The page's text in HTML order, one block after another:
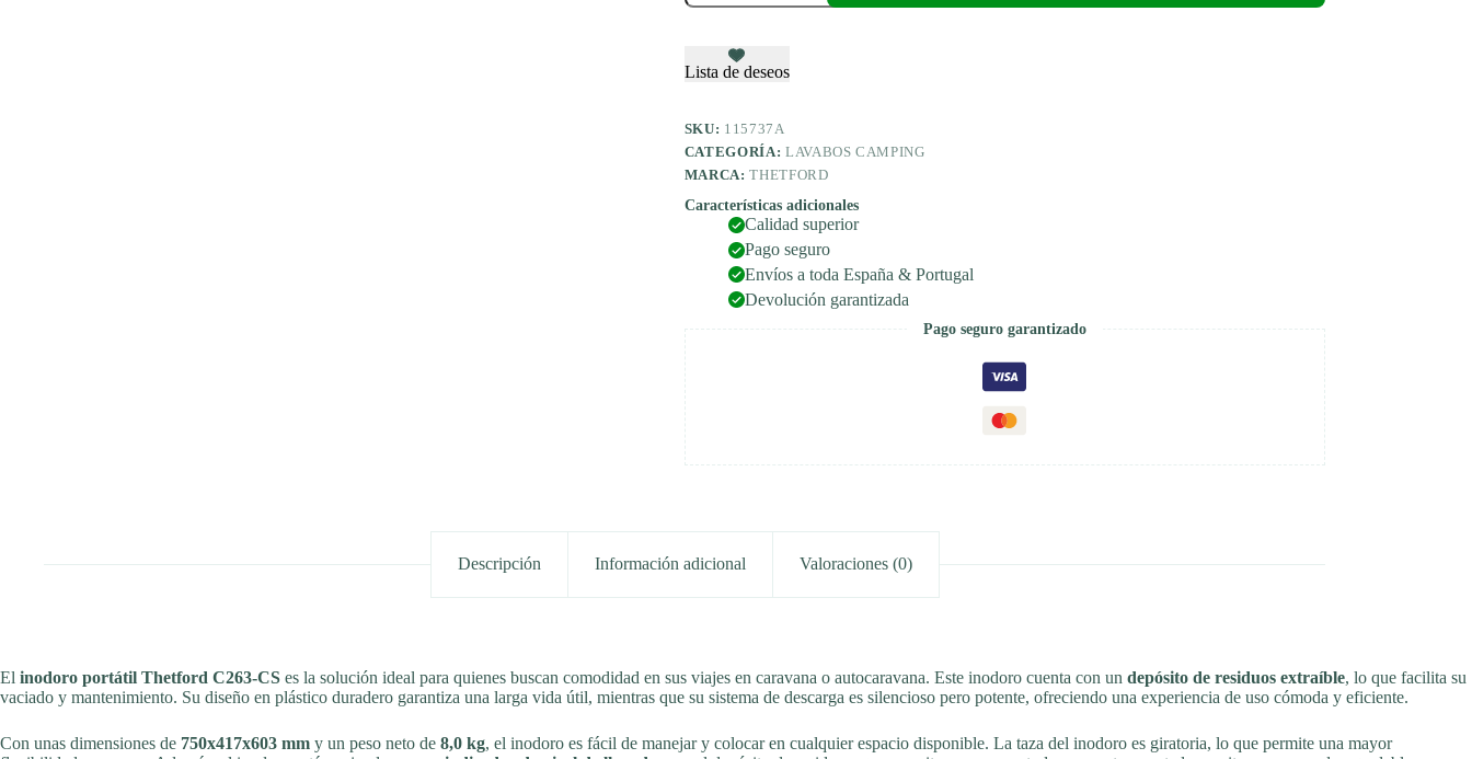
CS
Plástico
cantidad
Lista de deseos
SKU: 115737A
CATEGORÍA: LAVABOS CAMPING
MARCA:THETFORD
Características adicionales
Calidad superior
Pago seguro
Envíos a toda España & Portugal
Devolución garantizada
Pago seguro garantizado
Descripción Información adicional Valoraciones (0)
El inodoro portátil Thetford C263-CS es la solución ideal para quienes buscan comodidad en sus viajes en caravana o autocaravana. Este inodoro cuenta con un depósito de residuos extraíble, lo que facilita su
vaciado y mantenimiento. Su diseño en plástico duradero garantiza una larga vida útil, mientras que su sistema de descarga es silencioso pero potente, ofreciendo una experiencia de uso cómoda y eficiente.
Con unas dimensiones de 750x417x603 mm y un peso neto de 8,0 kg, el inodoro es fácil de manejar y colocar en cualquier espacio disponible. La taza del inodoro es giratoria, lo que permite una mayor